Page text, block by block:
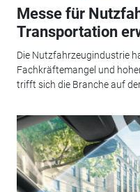
Messe für
Transportation
Die Nutzfahrzeugindustrie
Fachkräftemangel und
trifft sich die Branche auf